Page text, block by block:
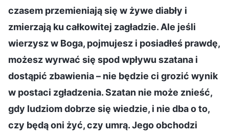
czasem przemieniają się w żywe diabły i
zmierzają ku całkowitej zagładzie. Ale jeśli
wierzysz w Boga, pojmujesz i posiadłeś prawdę,
możesz wyrwać się spod wpływu szatana i
dostąpić zbawienia – nie będzie ci grozić wynik
w postaci zgładzenia. Szatan nie może znieść,
gdy ludziom dobrze się wiedzie, i nie dba o to,
czy będą oni żyć, czy umrą. Jego obchodzi